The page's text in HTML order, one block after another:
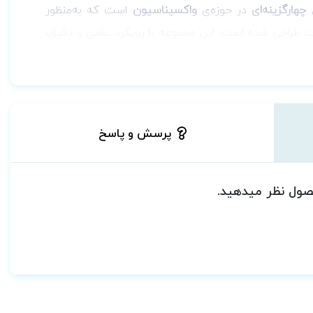
در حوزه‌یواکسیناسیون است که به‌منظور
به درک عمیق مفاهیم علمی واکسیناسیون نیز کمک
بهداشت، از تحلیل دقیق و انتخاب منابع معتبر بهره
امکان مرور نظام‌مند و یادگیری مرحله‌ای را فراهم
داوطلبان تحصیلات تکمیلی قابل‌فهم باشد. این کتاب
و موفقیت در آزمون‌های مرتبط هستند.
پرسش و پاسخ
نظر میدهید.